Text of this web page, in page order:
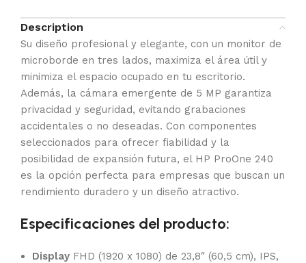
Description
Su diseño profesional y elegante, con un monitor de
microborde en tres lados, maximiza el área útil y
minimiza el espacio ocupado en tu escritorio.
Además, la cámara emergente de 5 MP garantiza
privacidad y seguridad, evitando grabaciones
accidentales o no deseadas. Con componentes
seleccionados para ofrecer fiabilidad y la
posibilidad de expansión futura, el HP ProOne 240
es la opción perfecta para empresas que buscan un
rendimiento duradero y un diseño atractivo.
Especificaciones del producto:
Display FHD (1920 x 1080) de 23,8″ (60,5 cm), IPS,